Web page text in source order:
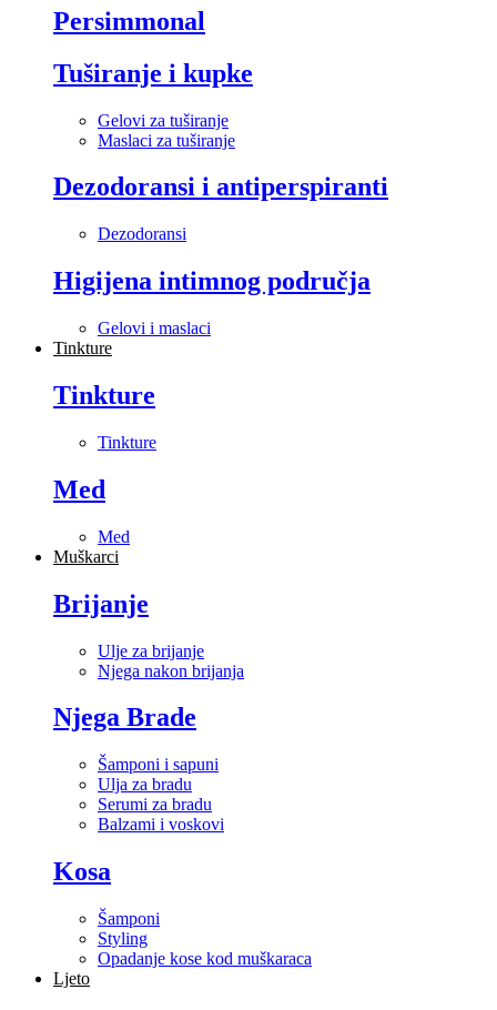
Persimmonal
Tuširanje i kupke
Gelovi za tuširanje
Maslaci za tuširanje
Dezodoransi i antiperspiranti
Dezodoransi
Higijena intimnog područja
Gelovi i maslaci
Tinkture
Tinkture
Tinkture
Med
Med
Muškarci
Brijanje
Ulje za brijanje
Njega nakon brijanja
Njega Brade
Šamponi i sapuni
Ulja za bradu
Serumi za bradu
Balzami i voskovi
Kosa
Šamponi
Styling
Opadanje kose kod muškaraca
Ljeto